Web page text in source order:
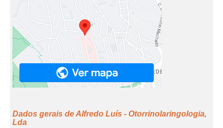
Dados gerais de Alfredo Luís - Otorrinolaringologia,
Lda